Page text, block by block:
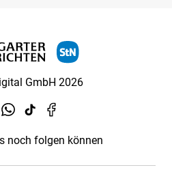
GmbH 2026
noch folgen können